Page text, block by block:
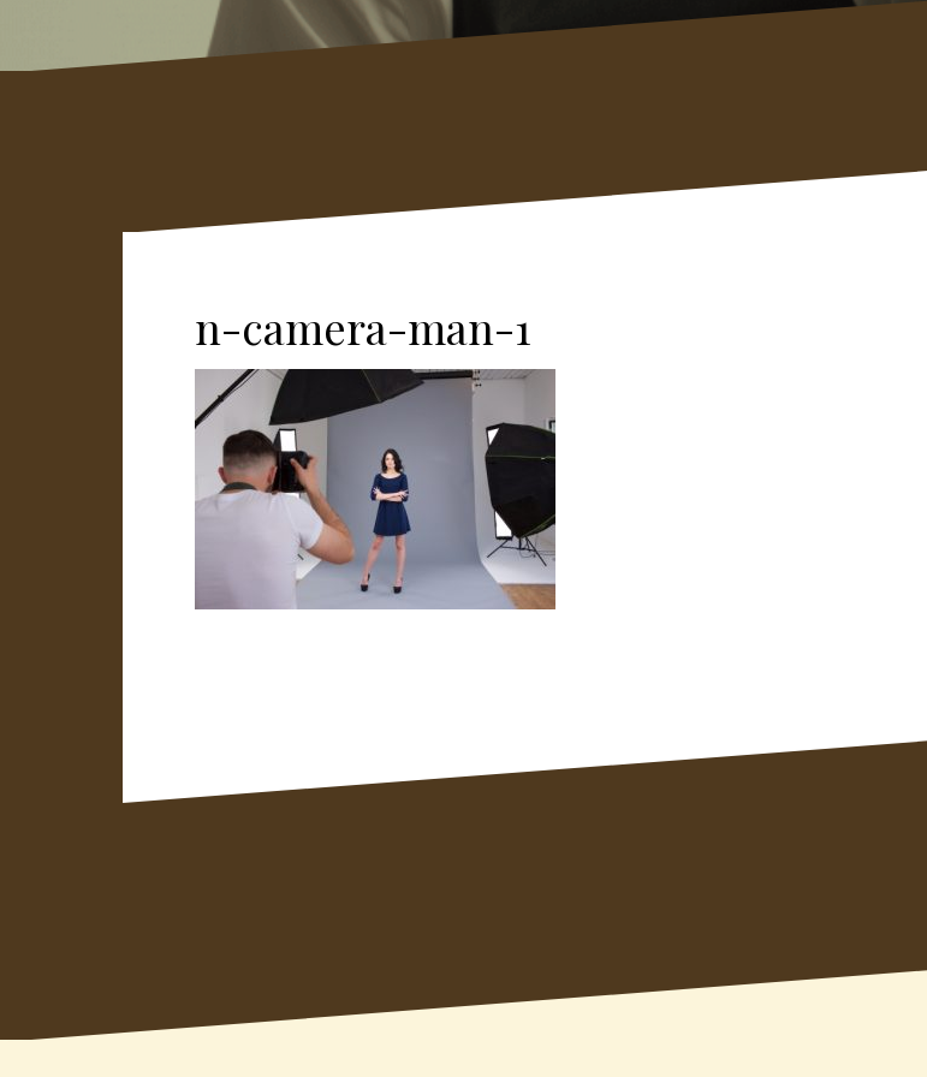
n-camera-man-1